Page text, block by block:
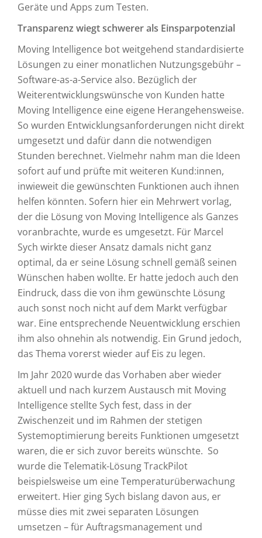
Geräte und Apps zum Testen.
Transparenz wiegt schwerer als Einsparpotenzial
Moving Intelligence bot weitgehend standardisierte
Lösungen zu einer monatlichen Nutzungsgebühr –
Software-as-a-Service also. Bezüglich der
Weiterentwicklungswünsche von Kunden hatte
Moving Intelligence eine eigene Herangehensweise.
So wurden Entwicklungsanforderungen nicht direkt
umgesetzt und dafür dann die notwendigen
Stunden berechnet. Vielmehr nahm man die Ideen
sofort auf und prüfte mit weiteren Kund:innen,
inwieweit die gewünschten Funktionen auch ihnen
helfen könnten. Sofern hier ein Mehrwert vorlag,
der die Lösung von Moving Intelligence als Ganzes
voranbrachte, wurde es umgesetzt. Für Marcel
Sych wirkte dieser Ansatz damals nicht ganz
optimal, da er seine Lösung schnell gemäß seinen
Wünschen haben wollte. Er hatte jedoch auch den
Eindruck, dass die von ihm gewünschte Lösung
auch sonst noch nicht auf dem Markt verfügbar
war. Eine entsprechende Neuentwicklung erschien
ihm also ohnehin als notwendig. Ein Grund jedoch,
das Thema vorerst wieder auf Eis zu legen.
Im Jahr 2020 wurde das Vorhaben aber wieder
aktuell und nach kurzem Austausch mit Moving
Intelligence stellte Sych fest, dass in der
Zwischenzeit und im Rahmen der stetigen
Systemoptimierung bereits Funktionen umgesetzt
waren, die er sich zuvor bereits wünschte. So
wurde die Telematik-Lösung TrackPilot
beispielsweise um eine Temperaturüberwachung
erweitert. Hier ging Sych bislang davon aus, er
müsse dies mit zwei separaten Lösungen
umsetzen – für Auftragsmanagement und